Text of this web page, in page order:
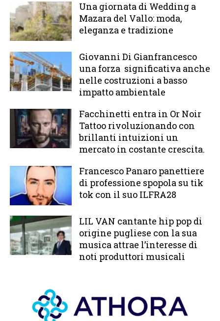
Una giornata di Wedding a
Mazara del Vallo: moda,
eleganza e tradizione
Giovanni Di Gianfrancesco
una forza significativa anche
nelle costruzioni a basso
impatto ambientale
Facchinetti entra in Or Noir
Tattoo rivoluzionando con
brillanti intuizioni un
mercato in costante crescita.
Francesco Panaro panettiere
di professione spopola su tik
tok con il suo ILFRA28
LIL VAN cantante hip pop di
origine pugliese con la sua
musica attrae l’interesse di
noti produttori musicali